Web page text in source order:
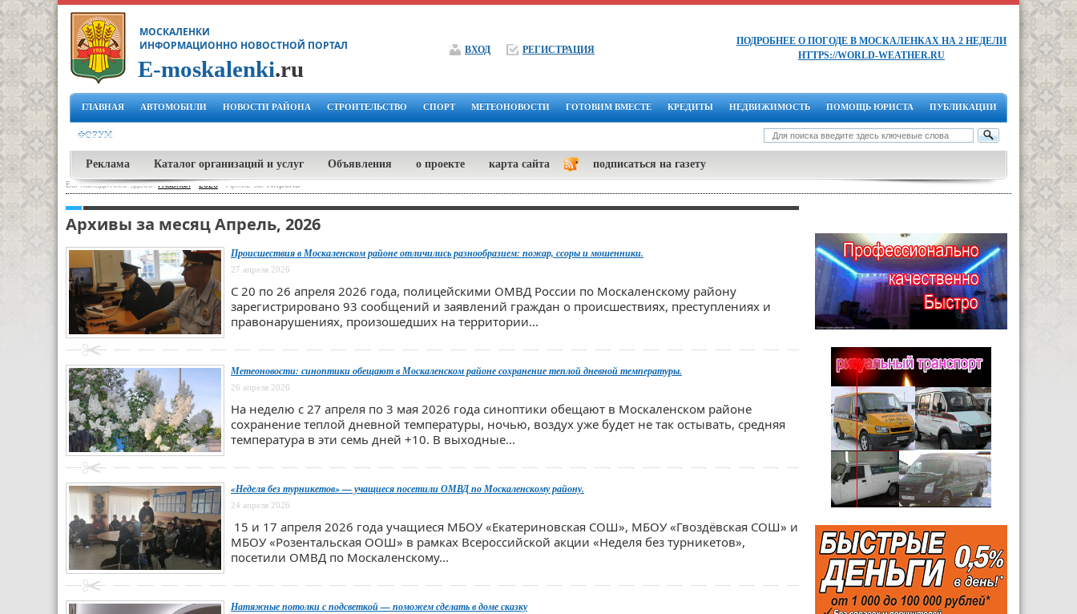
ВХОД РЕГИСТРАЦИЯ
МОСКАЛЕНКИ
ИНФОРМАЦИОННО НОВОСТНОЙ ПОРТАЛ
E-moskalenki.ru
ПОДРОБНЕЕ О ПОГОДЕ В МОСКАЛЕНКАХ НА 2 НЕДЕЛИ
HTTPS://WORLD-WEATHER.RU
ГЛАВНАЯ АВТОМОБИЛИ НОВОСТИ РАЙОНА СТРОИТЕЛЬСТВО СПОРТ МЕТЕОНОВОСТИ ГОТОВИМ ВМЕСТЕ КРЕДИТЫ НЕДВИЖИМОСТЬ ПОМОЩЬ ЮРИСТА ПУБЛИКАЦИИ
ФОРУМ
Реклама Каталог организаций и услуг Объявления о проекте карта сайта подписаться на газету
Вы находитесь здесь:Главная-2026 Архив за: Апрель
Архивы за месяц Апрель, 2026
Происшествия в Москаленском районе отличились разнообразием: пожар, ссоры и мошенники.
27 апреля 2026
С 20 по 26 апреля 2026 года, полицейскими ОМВД России по Москаленскому району
зарегистрировано 93 сообщений и заявлений граждан о происшествиях, преступлениях и
правонарушениях, произошедших на территории...
Метеоновости: синоптики обещают в Москаленском районе сохранение теплой дневной температуры.
26 апреля 2026
На неделю с 27 апреля по 3 мая 2026 года синоптики обещают в Москаленском районе
сохранение теплой дневной температуры, ночью, воздух уже будет не так остывать, средняя
температура в эти семь дней +10. В выходные...
«Неделя без турникетов» — учащиеся посетили ОМВД по Москаленскому району.
24 апреля 2026
​ 15 и 17 апреля 2026 года учащиеся МБОУ «Екатериновская СОШ», МБОУ «Гвоздёвская СОШ» и
МБОУ «Розентальская ООШ» в рамках Всероссийской акции «Неделя без турникетов»,
посетили ОМВД по Москаленскому...
Натяжные потолки с подсветкой — поможем сделать в доме сказку